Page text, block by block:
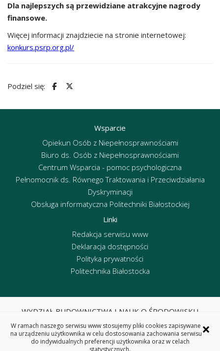
Dla najlepszych są przewidziane atrakcyjne nagrody
finansowe.
Więcej informacji znajdziecie na stronie internetowej:
konkurs.psrp.org.pl/
Podziel się:
Wsparcie
Opiekun Osób z Niepełnosprawnościami
Biuro ds. Osób z Niepełnosprawnościami
Centrum Wsparcia - pomoc psychologiczna
Pełnomocnik ds. Równego Traktowania i Przeciwdziałania
Dyskryminacji
Obsługa informatyczna Politechniki Białostockiej
Linki
Redakcja serwisu www
Deklaracja dostępności
Polityka prywatności
Politechnika Białostocka
WYDZIAŁ BUDOWNICTWA I NAUK O ŚRODOWISKU
ul. Wiejska 45E, 15-351 Białystok
tel. centrala 85 746 95 60, fax 85 746 95 59
×
W ramach naszego serwisu www stosujemy pliki cookies zapisywane
na urządzeniu użytkownika w celu dostosowania zachowania serwisu
do indywidualnych preferencji użytkownika oraz w celach
statystycznych.